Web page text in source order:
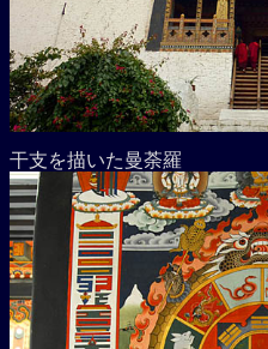
干支を描いた曼荼羅